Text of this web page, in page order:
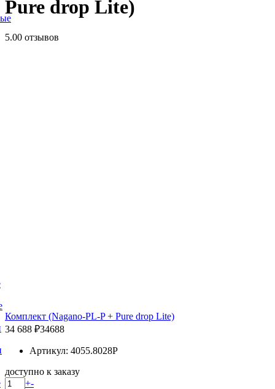
Pure drop Lite)
5.00 отзывов
Комплект (Nagano-PL-P + Pure drop Lite)
34 688 ₽34688
Артикул: 4055.8028P
доступно к заказу
+-